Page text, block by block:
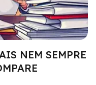
NEM SEMPRE